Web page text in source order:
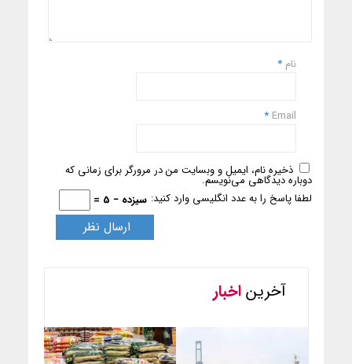
نام *
Email
*
ذخیره نام، ایمیل و وبسایت من در مرورگر برای زمانی که
دوباره دیدگاهی می‌نویسم.
لطفا پاسخ را به عدد انگلیسی وارد کنید: سیزده − 5 =
آخریناخبار